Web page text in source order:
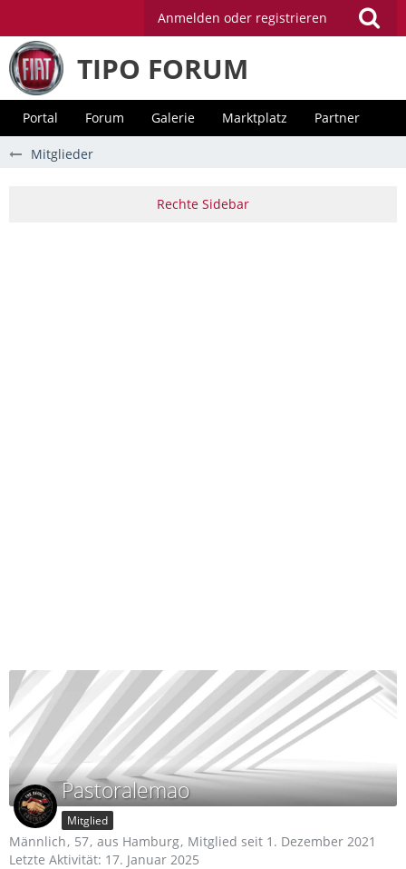
Anmelden oder registrieren
TIPO FORUM
Portal Forum Galerie Marktplatz Partner
Mitglieder
Pastoralemao
Mitglied
Männlich 57 aus Hamburg Mitglied seit 1. Dezember 2021
Letzte Aktivität: 17. Januar 2025